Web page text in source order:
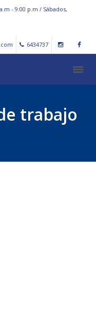
- 9:00 p.m / Sábados,
6434737
trabajo